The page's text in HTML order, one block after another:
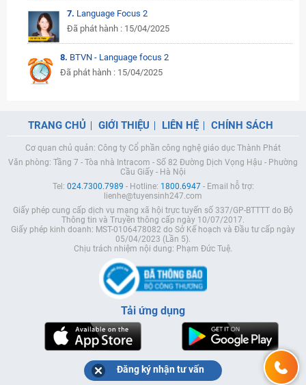
7. Language Focus 2
Đã phát hành : 15/04/2025
8. BTVN - Language focus 2
Đã phát hành : 15/04/2025
TRANG CHỦ GIỚI THIỆU LIÊN HỆ CHÍNH SÁCH
Cơ quan chủ quản: Công ty Cổ phần công nghệ giáo dục Thành Phát
Văn phòng: Tầng 7 - Tòa nhà Intracom - Số 82 Đường Dịch Vọng Hậu - Phường
Cầu Giấy - Hà Nội
Tel: 024.7300.7989 - Hotline: 1800.6947- Email hỗ trợ:
lienhe@tuyensinh247.com
Giấy phép cung cấp dịch vụ mạng xã hội trực tuyến số 337/GP-BTTTT do Bộ
Thông tin và Truyền thông cấp ngày 10/07/2017.
Giấy phép kinh doanh: MST-0106478082 do Sở Kế hoạch và Đầu tư cấp ngày
05/04/2023 (Lần 5).
Chịu trách nhiệm nội dung: Phạm Đức Tuệ.
Tải ứng dụng
Đăng ký nhận tư vấn